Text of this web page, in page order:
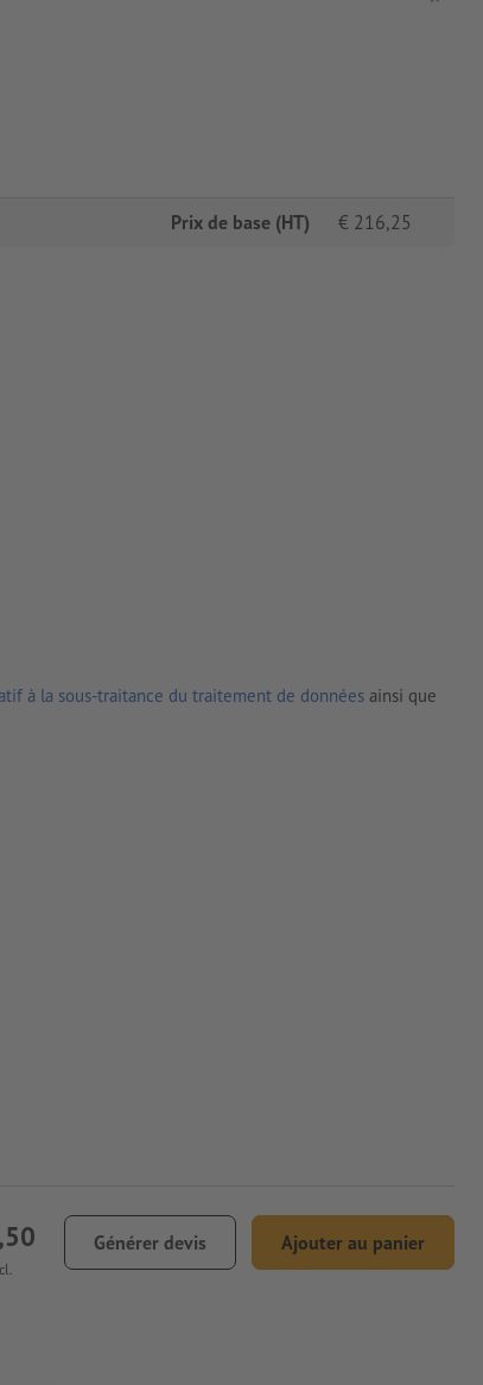
Prix de base (HT) € 216,25
à la sous-traitance du traitement de données ainsi que
Générer devis Ajouter au panier